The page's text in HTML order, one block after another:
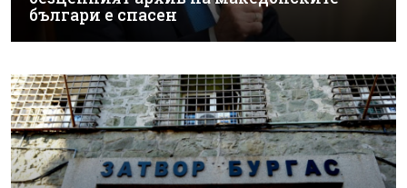
българи е спасен